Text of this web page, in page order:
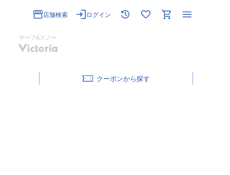
店舗検索 ログイン
サーフ&スノー
クーポン